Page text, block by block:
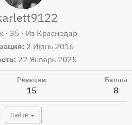
· 35 · Из Краснодар
2 Июнь 2016
22 Январь 2025
Реакции
15
Баллы
8
Найти